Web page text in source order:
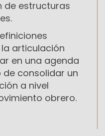
de estructuras
articulación
en una agenda
consolidar un
a nivel
obrero.